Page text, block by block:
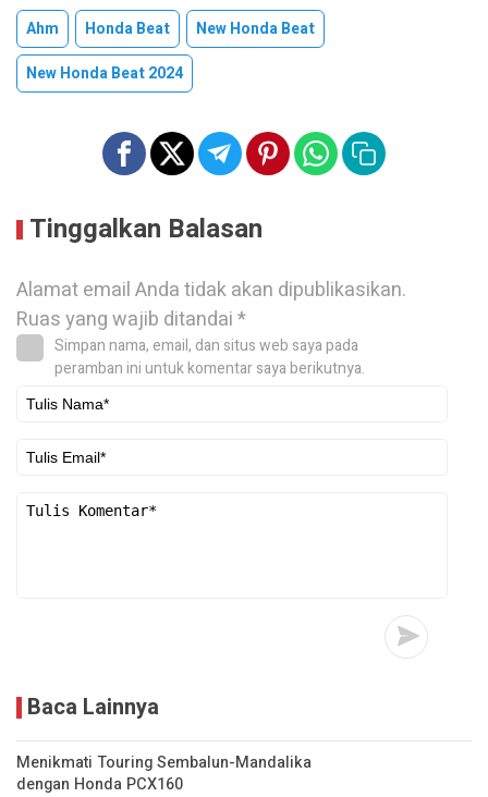
Ahm Honda Beat
New Honda Beat
New Honda Beat 2024
Tinggalkan Balasan
Alamat email Anda tidak akan dipublikasikan.
Ruas yang wajib ditandai*
Simpan nama, email, dan situs web saya pada
peramban ini untuk komentar saya berikutnya.
Baca Lainnya
Menikmati Touring Sembalun-Mandalika
dengan Honda PCX160